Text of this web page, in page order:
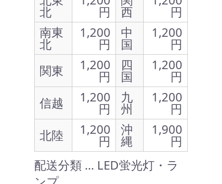
北 円 西
円
南東
北
1,200
円
中
国
1,200
円
関東
1,200
円
四
国
1,200
円
信越
1,200
円
九
州
1,200
円
北陸
1,200
円
沖
縄
1,900
円
配送分類 … LED蛍光灯・ラ